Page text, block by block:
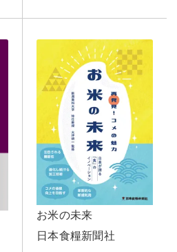
お米の未来
日本食糧新聞社